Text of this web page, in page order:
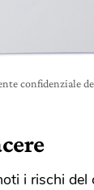
confidenziale
i rischi